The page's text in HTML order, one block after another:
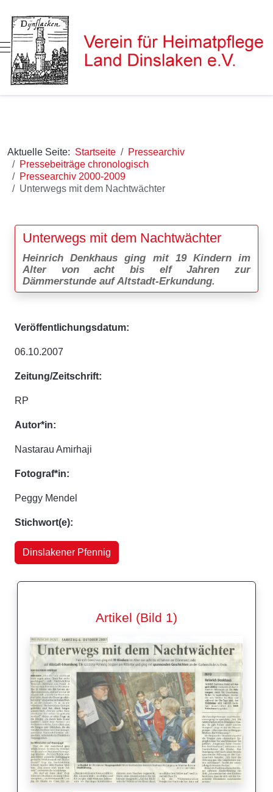
Mobile Menu Toggle
Aktuelle Seite: Startseite
Pressearchiv
Pressebeiträge chronologisch
Pressearchiv 2000-2009
Unterwegs mit dem Nachtwächter
Unterwegs mit dem Nachtwächter
Heinrich Denkhaus ging mit 19 Kindern im
Alter von acht bis elf Jahren zur
Dämmerstunde auf Altstadt-Erkundung.
Veröffentlichungsdatum:
06.10.2007
Zeitung/Zeitschrift:
RP
Autor*in:
Nastarau Amirhaji
Fotograf*in:
Peggy Mendel
Stichwort(e):
Dinslakener Pfennig
Artikel (Bild 1)